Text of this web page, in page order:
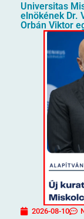
Universitas
elnökének Dr.
Orbán Viktor
2026-08-10